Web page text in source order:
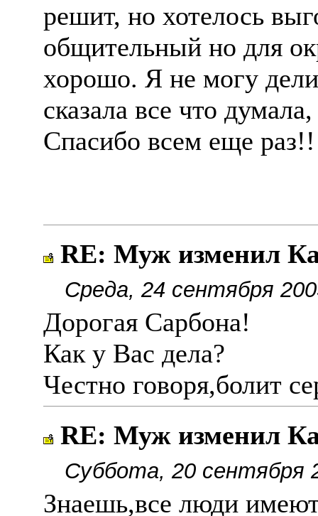
решит, но хотелось
общительный но для
хорошо. Я не могу
сказала все что
Спасибо всем еще
RE: Муж изменил
Среда, 24 сентября
Дорогая Сарбона!
Как у Вас дела?
Честно говоря,болит
RE: Муж изменил
Суббота, 20 сентября
Знаешь,все люди